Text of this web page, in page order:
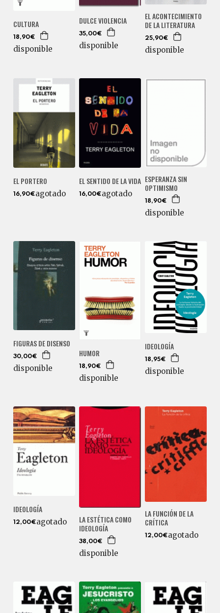
CULTURA
18,90€
disponible
DULCE VIOLENCIA
35,00€
disponible
EL ACONTECIMIENTO
DE LA LITERATURA
25,90€
disponible
EL PORTERO
16,90€agotado
EL SENTIDO DE LA VIDA
16,00€agotado
ESPERANZA SIN
OPTIMISMO
18,90€
disponible
FIGURAS DE DISENSO
30,00€
disponible
HUMOR
18,90€
disponible
IDEOLOGÍA
18,95€
disponible
IDEOLOGÍA
12,00€agotado
LA ESTÉTICA COMO
IDEOLOGÍA
38,00€
disponible
LA FUNCIÓN DE LA
CRÍTICA
12,00€agotado